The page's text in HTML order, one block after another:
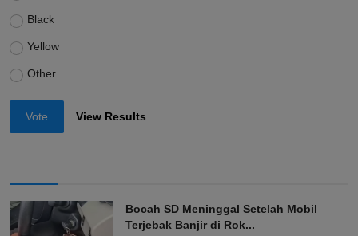
Black
Yellow
Other
Vote View Results
Bocah SD Meninggal Setelah Mobil
Terjebak Banjir di Rok...